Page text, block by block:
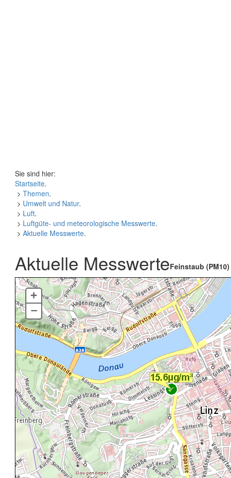
Sie sind hier:
Startseite.
> Themen.
> Umwelt und Natur.
> Luft.
> Luftgüte- und meteorologische Messwerte.
> Aktuelle Messwerte.
Aktuelle MesswerteFeinstaub (PM10)
+
–